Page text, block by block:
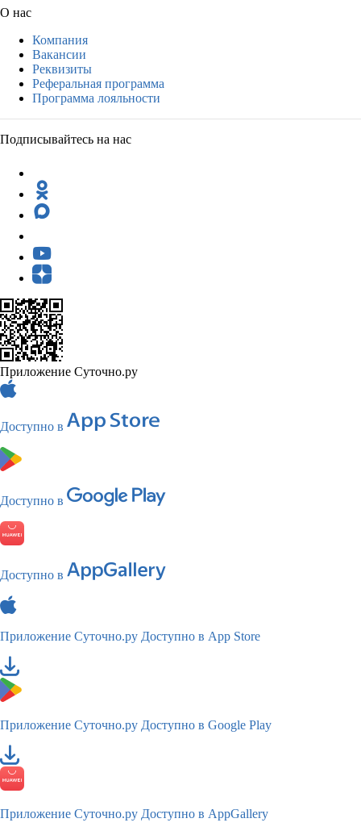
О нас
Компания
Вакансии
Реквизиты
Реферальная программа
Программа лояльности
Подписывайтесь на нас
Приложение Суточно.ру
Доступно в
Доступно в
Доступно в
Приложение Суточно.ру Доступно в App Store
Приложение Суточно.ру Доступно в Google Play
Приложение Суточно.ру Доступно в AppGallery